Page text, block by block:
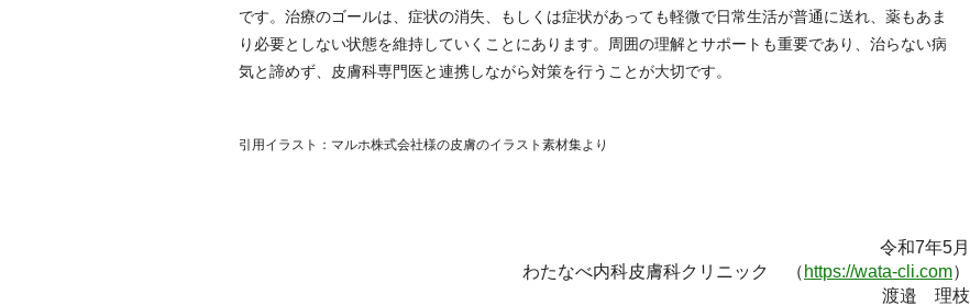
です。治療のゴールは、症状の消失、もしくは症状があっても軽微で日常生活が普通に送れ、薬もあま
り必要としない状態を維持していくことにあります。周囲の理解とサポートも重要であり、治らない病
気と諦めず、皮膚科専門医と連携しながら対策を行うことが大切です。
引用イラスト：マルホ株式会社様の皮膚のイラスト素材集より
令和7年5月
わたなべ内科皮膚科クリニック （ https://wata-cli.com）
渡邉 理枝